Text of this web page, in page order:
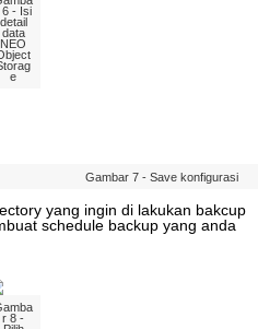
6 - Isi
detail
data
NEO
e
Gambar 7 - Save konfigurasi
yang ingin di lakukan bakcup
schedule backup yang anda
r 8 -